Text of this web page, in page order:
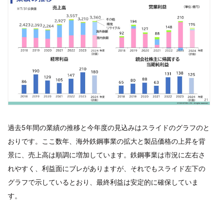
過去5年間の業績の推移と今年度の見込みはスライドのグラフのと
おりです。ここ数年、海外鉄鋼事業の拡大と製品価格の上昇を背
景に、売上高は順調に増加しています。鉄鋼事業は市況に左右さ
れやすく、利益面にブレがありますが、それでもスライド左下の
グラフで示しているとおり、最終利益は安定的に確保していま
す。